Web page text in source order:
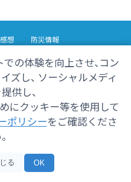
の体験を向上させ、コン
ズし、 ソーシャルメディ
供し、
にクッキー等を使用して
ポリシーをご確認くださ
る OK
想
防災情報
TELECASTING Co.,Ltd.